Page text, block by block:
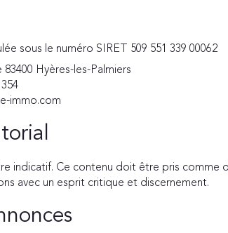
sous le numéro SIRET 509 551 339 00062
Hyères-les-Palmiers
immo.com
indicatif. Ce contenu doit être pris comme
avec un esprit critique et discernement.